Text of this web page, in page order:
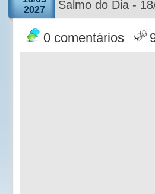
2027
Salmo do Dia -
0 comentários